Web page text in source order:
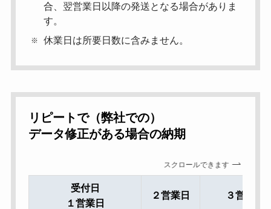
合、翌営業日以降の発送となる場合がありま
す。
休業日は所要日数に含みません。
リピートで（弊社での）
データ修正がある場合の納期
スクロールできます
受付日
１営業日
２営業日 ３営業日